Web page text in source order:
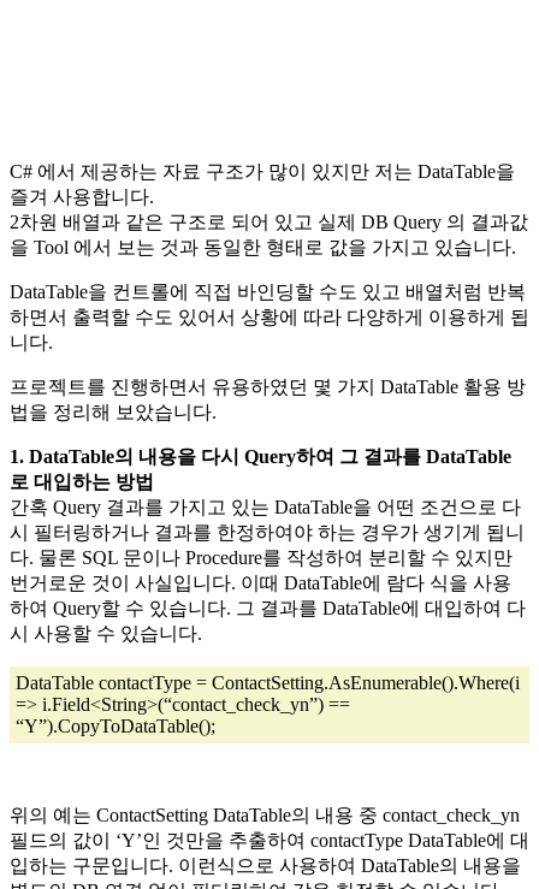
C# 에서 제공하는 자료 구조가 많이 있지만 저는 DataTable을
즐겨 사용합니다.
2차원 배열과 같은 구조로 되어 있고 실제 DB Query 의 결과값
을 Tool 에서 보는 것과 동일한 형태로 값을 가지고 있습니다.
DataTable을 컨트롤에 직접 바인딩할 수도 있고 배열처럼 반복
하면서 출력할 수도 있어서 상황에 따라 다양하게 이용하게 됩
니다.
프로젝트를 진행하면서 유용하였던 몇 가지 DataTable 활용 방
법을 정리해 보았습니다.
1. DataTable의 내용을 다시 Query하여 그 결과를 DataTable
로 대입하는 방법
간혹 Query 결과를 가지고 있는 DataTable을 어떤 조건으로 다
시 필터링하거나 결과를 한정하여야 하는 경우가 생기게 됩니
다. 물론 SQL 문이나 Procedure를 작성하여 분리할 수 있지만
번거로운 것이 사실입니다. 이때 DataTable에 람다 식을 사용
하여 Query할 수 있습니다. 그 결과를 DataTable에 대입하여 다
시 사용할 수 있습니다.
DataTable contactType = ContactSetting.AsEnumerable().Where(i
=> i.Field<String>(“contact_check_yn”) ==
“Y”).CopyToDataTable();
위의 예는 ContactSetting DataTable의 내용 중 contact_check_yn
필드의 값이 ‘Y’인 것만을 추출하여 contactType DataTable에 대
입하는 구문입니다. 이런식으로 사용하여 DataTable의 내용을